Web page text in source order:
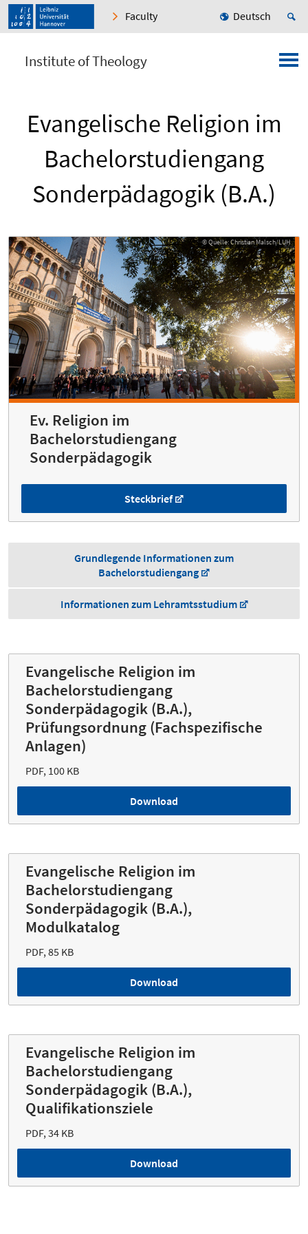
Faculty Deutsch
Institute of Theology
Evangelische Religion im
Bachelorstudiengang
Sonderpädagogik (B.A.)
© Quelle: Christian Malsch/LUH
© Quelle: Christian Malsch/LUH
Ev. Religion im
Bachelorstudiengang
Sonderpädagogik
Steckbrief
Grundlegende Informationen zum
Bachelorstudiengang
Informationen zum Lehramtsstudium
Evangelische Religion im
Bachelorstudiengang
Sonderpädagogik (B.A.),
Prüfungsordnung (Fachspezifische
Anlagen)
PDF, 100 KB
Download
Evangelische Religion im
Bachelorstudiengang
Sonderpädagogik (B.A.),
Modulkatalog
PDF, 85 KB
Download
Evangelische Religion im
Bachelorstudiengang
Sonderpädagogik (B.A.),
Qualifikationsziele
PDF, 34 KB
Download